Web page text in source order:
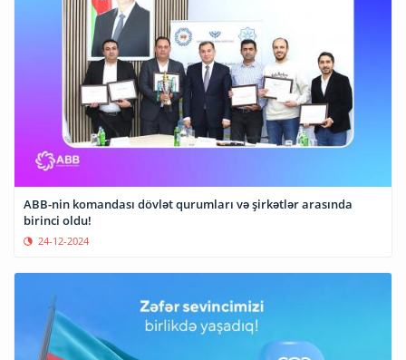
ABB-nin komandası dövlət qurumları və şirkətlər arasında
birinci oldu!
24-12-2024